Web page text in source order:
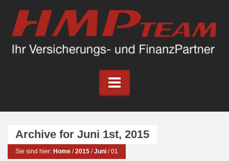
Archive for Juni 1st, 2015
Sie sind hier: Home / 2015 / Juni / 01